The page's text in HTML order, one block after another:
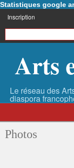
Statistiques google
Inscription
Arts
Photos